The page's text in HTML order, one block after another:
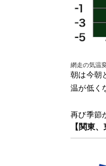
網走の気温
朝は今朝
温が低く
再び季節
【関東